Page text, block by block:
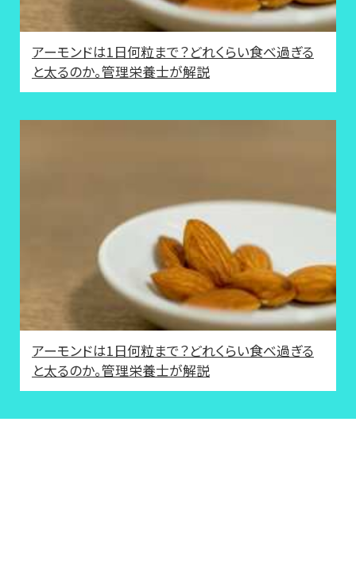
アーモンドは1日何粒まで？どれくらい食べ過ぎる
と太るのか。管理栄養士が解説
アーモンドは1日何粒まで？どれくらい食べ過ぎる
と太るのか。管理栄養士が解説